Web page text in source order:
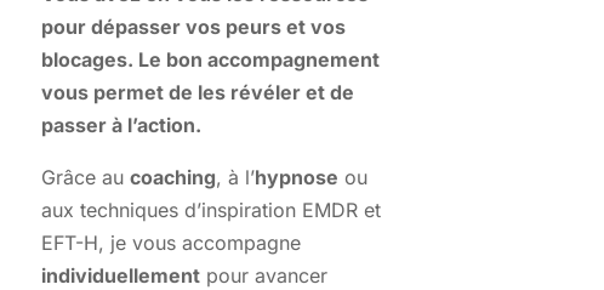
pour dépasser vos peurs et vos
blocages. Le bon accompagnement
vous permet de les révéler et de
passer à l’action.
Grâce aucoaching, à l’hypnose ou
aux techniques d’inspiration EMDR et
EFT-H, je vous accompagne
individuellement pour avancer